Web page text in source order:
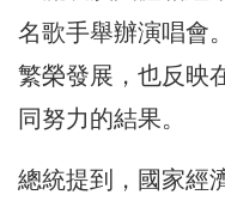
名歌手舉辦演唱會
繁榮發展，也反映
同努力的結果。
總統提到，國家經